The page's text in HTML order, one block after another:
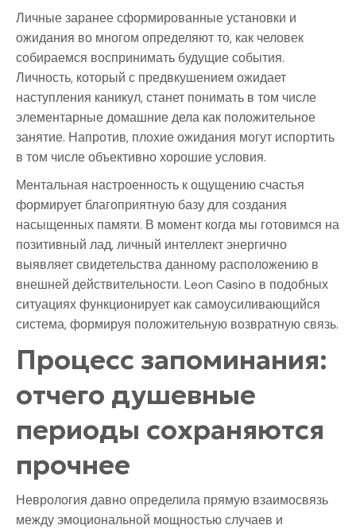
Личные заранее сформированные установки и
ожидания во многом определяют то, как человек
собираемся воспринимать будущие события.
Личность, который с предвкушением ожидает
наступления каникул, станет понимать в том числе
элементарные домашние дела как положительное
занятие. Напротив, плохие ожидания могут испортить
в том числе объективно хорошие условия.
Ментальная настроенность к ощущению счастья
формирует благоприятную базу для создания
насыщенных памяти. В момент когда мы готовимся на
позитивный лад, личный интеллект энергично
выявляет свидетельства данному расположению в
внешней действительности. Leon Casino в подобных
ситуациях функционирует как самоусиливающийся
система, формируя положительную возвратную связь.
Процесс запоминания:
отчего душевные
периоды сохраняются
прочнее
Неврология давно определила прямую взаимосвязь
между эмоциональной мощностью случаев и